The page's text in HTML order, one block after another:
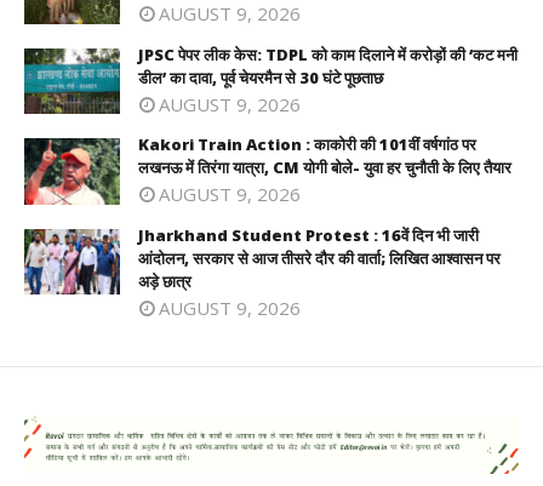
AUGUST 9, 2026
JPSC पेपर लीक केस: TDPL को काम दिलाने में करोड़ों की ‘कट मनी
डील’ का दावा, पूर्व चेयरमैन से 30 घंटे पूछताछ
AUGUST 9, 2026
Kakori Train Action : काकोरी की 101वीं वर्षगांठ पर
लखनऊ में तिरंगा यात्रा, CM योगी बोले- युवा हर चुनौती के लिए तैयार
AUGUST 9, 2026
Jharkhand Student Protest : 16वें दिन भी जारी
आंदोलन, सरकार से आज तीसरे दौर की वार्ता; लिखित आश्वासन पर
अड़े छात्र
AUGUST 9, 2026